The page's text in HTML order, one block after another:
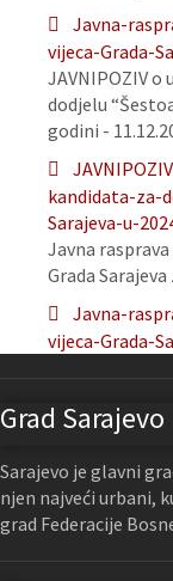
Javna-
vijeca-Grada-
JAVNIPOZIV
dodjelu
godini -
kandidata-za-
Sarajeva-u-
Javna
Grada Sarajeva
Javna-
vijeca-Grada-
Grad Sarajevo
Sarajevo je glavni
njen najveći urbani,
grad Federacije